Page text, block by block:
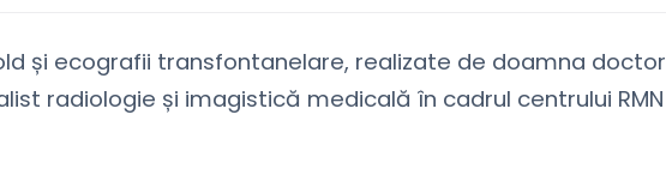
și ecografii transfontanelare, realizate de doamna doctor
radiologie și imagistică medicală în cadrul centrului RMN